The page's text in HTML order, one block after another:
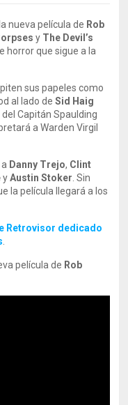
nueva película de Rob
y The Devil’s
horror que sigue a la
sus papeles como
al lado deSid Haig
Capitán Spaulding
a Warden Virgil
Danny Trejo, Clint
yAustin Stoker . Sin
la película llegará a los
Retrovisor dedicado
película de Rob